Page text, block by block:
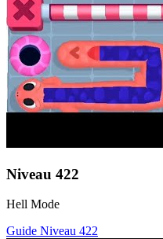
Niveau 422
Hell Mode
Guide Niveau 422